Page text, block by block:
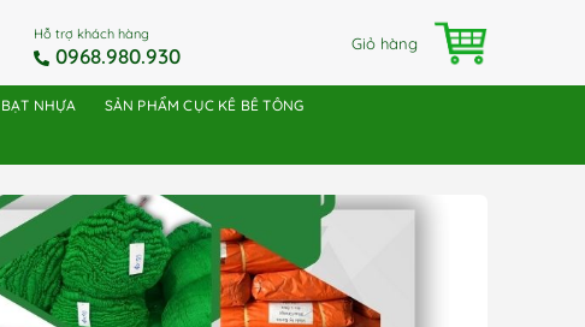
Hỗ trợ khách hàng
0968.980.930 Giỏ hàng
BẠT NHỰA SẢN PHẨM CỤC KÊ BÊ TÔNG